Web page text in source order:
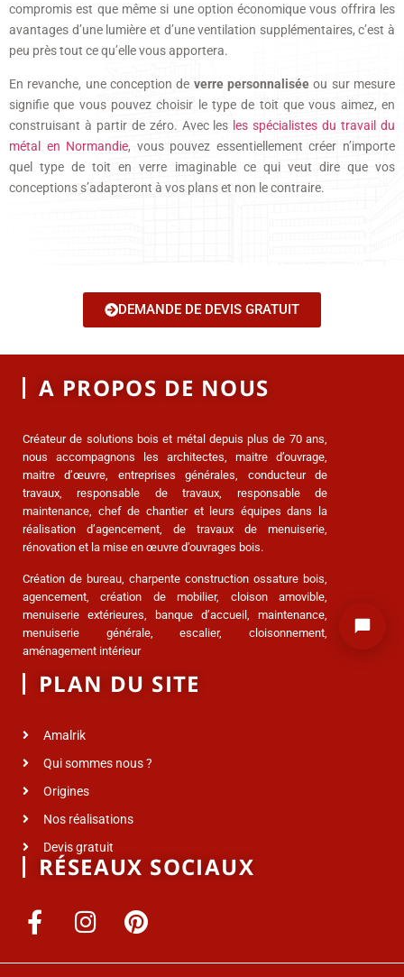
compromis est que même si une option économique vous offrira les
avantages d’une lumière et d’une ventilation supplémentaires, c’est à
peu près tout ce qu’elle vous apportera.
En revanche, une conception de verre personnalisée ou sur mesure
signifie que vous pouvez choisir le type de toit que vous aimez, en
construisant à partir de zéro. Avec les les spécialistes du travail du
métal en Normandie, vous pouvez essentiellement créer n’importe
quel type de toit en verre imaginable ce qui veut dire que vos
conceptions s’adapteront à vos plans et non le contraire.
DEMANDE DE DEVIS GRATUIT
A PROPOS DE NOUS
Créateur de solutions bois et métal depuis plus de 70 ans,
nous accompagnons les architectes, maitre d’ouvrage,
maitre d’œuvre, entreprises générales, conducteur de
travaux, responsable de travaux, responsable de
maintenance, chef de chantier et leurs équipes dans la
réalisation d’agencement, de travaux de menuiserie,
rénovation et la mise en œuvre d’ouvrages bois.
Création de bureau, charpente construction ossature bois,
agencement, création de mobilier, cloison amovible,
menuiserie extérieures, banque d’accueil, maintenance,
menuiserie générale, escalier, cloisonnement,
aménagement intérieur
PLAN DU SITE
Amalrik
Qui sommes nous ?
Origines
Nos réalisations
Devis gratuit
RÉSEAUX SOCIAUX